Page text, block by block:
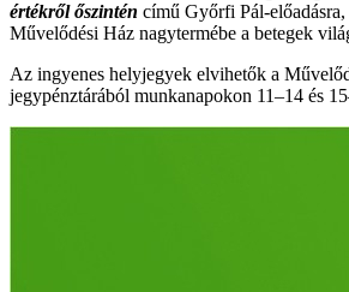
értékről őszintén című Győrfi Pál-
Művelődési Ház nagytermébe a betegek
Az ingyenes helyjegyek elvihetők a
jegypénztárából munkanapokon 11–14 és